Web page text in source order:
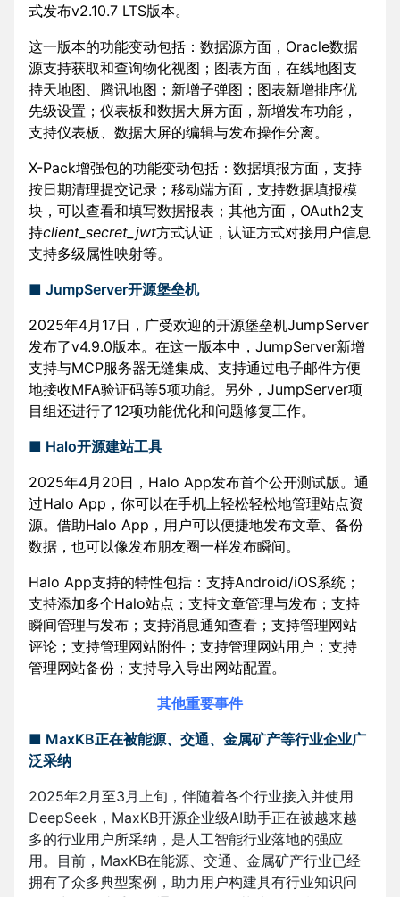
式发布v2.10.7 LTS版本。
这一版本的功能变动包括：数据源方面，Oracle数据
源支持获取和查询物化视图；图表方面，在线地图支
持天地图、腾讯地图；新增子弹图；图表新增排序优
先级设置；仪表板和数据大屏方面，新增发布功能，
支持仪表板、数据大屏的编辑与发布操作分离。
X-Pack增强包的功能变动包括：数据填报方面，支持
按日期清理提交记录；移动端方面，支持数据填报模
块，可以查看和填写数据报表；其他方面，OAuth2支
持client_secret_jwt方式认证，认证方式对接用户信息
支持多级属性映射等。
■ JumpServer开源堡垒机
2025年4月17日，广受欢迎的开源堡垒机JumpServer
发布了v4.9.0版本。在这一版本中，JumpServer新增
支持与MCP服务器无缝集成、支持通过电子邮件方便
地接收MFA验证码等5项功能。另外，JumpServer项
目组还进行了12项功能优化和问题修复工作。
■ Halo开源建站工具
2025年4月20日，Halo App发布首个公开测试版。通
过Halo App，你可以在手机上轻松轻松地管理站点资
源。借助Halo App，用户可以便捷地发布文章、备份
数据，也可以像发布朋友圈一样发布瞬间。
Halo App支持的特性包括：支持Android/iOS系统；
支持添加多个Halo站点；支持文章管理与发布；支持
瞬间管理与发布；支持消息通知查看；支持管理网站
评论；支持管理网站附件；支持管理网站用户；支持
管理网站备份；支持导入导出网站配置。
其他重要事件
■ MaxKB正在被能源、交通、金属矿产等行业企业广
泛采纳
2025年2月至3月上旬，伴随着各个行业接入并使用
DeepSeek，MaxKB开源企业级AI助手正在被越来越
多的行业用户所采纳，是人工智能行业落地的强应
用。目前，MaxKB在能源、交通、金属矿产行业已经
拥有了众多典型案例，助力用户构建具有行业知识问